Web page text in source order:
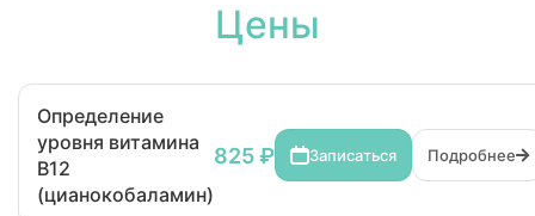
Цены
Определение
уровня витамина
B12
(цианокобаламин)
825 ₽ Записаться Подробнее